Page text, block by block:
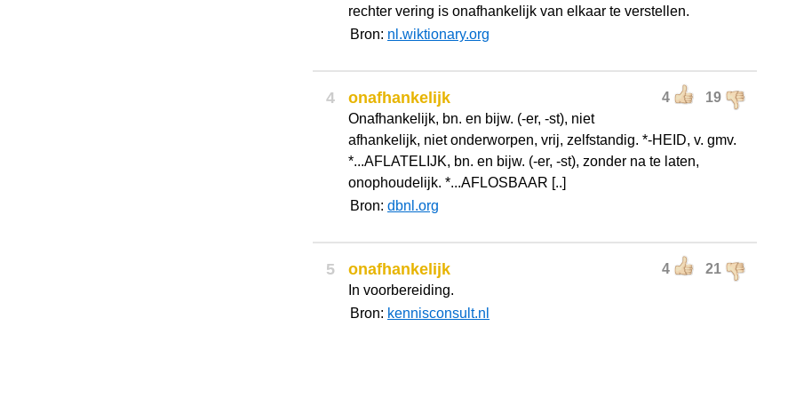
rechter vering is onafhankelijk van elkaar te verstellen.
Bron: nl.wiktionary.org
4 4 19
onafhankelijk
Onafhankelijk, bn. en bijw. (-er, -st), niet
afhankelijk, niet onderworpen, vrij, zelfstandig. *-HEID, v. gmv.
*...AFLATELIJK, bn. en bijw. (-er, -st), zonder na te laten,
onophoudelijk. *...AFLOSBAAR [..]
Bron: dbnl.org
5 4 21
onafhankelijk
In voorbereiding.
Bron: kennisconsult.nl